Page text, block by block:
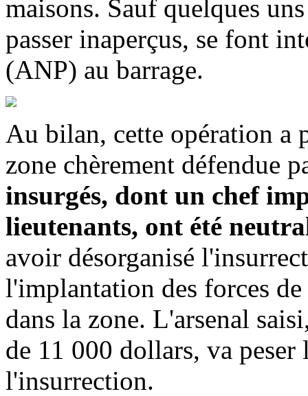
maisons. Sauf quelques
passer inaperçus, se font
(ANP) au barrage.
Au bilan, cette opération a
zone chèrement défendue
insurgés, dont un chef
lieutenants, ont été
avoir désorganisé
l'implantation des forces de
dans la zone. L'arsenal
de 11 000 dollars, va peser
l'insurrection.